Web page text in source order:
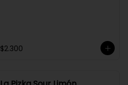
$2.300